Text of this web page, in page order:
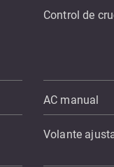
Control de
AC manual
Volante